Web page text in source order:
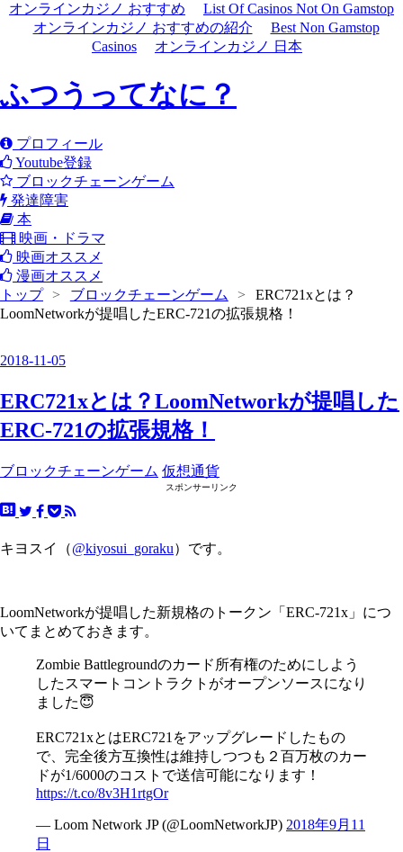
オンラインカジノ おすすめ
List Of Casinos Not On Gamstop
オンラインカジノ おすすめの紹介
Best Non Gamstop
Casinos
オンラインカジノ 日本
ふつうってなに？
プロフィール
Youtube登録
ブロックチェーンゲーム
発達障害
本
映画・ドラマ
映画オススメ
漫画オススメ
トップ
> ブロックチェーンゲーム >
ERC721xとは？
LoomNetworkが提唱したERC-721の拡張規格！
2018-11-05
ERC721xとは？LoomNetworkが提唱した
ERC-721の拡張規格！
ブロックチェーンゲーム 仮想通貨
スポンサーリンク
キヨスイ（@kiyosui_goraku）です。
LoomNetworkが提唱した新規格のトークン「ERC-721x」につ
いてまとめておきます。
Zombie Battlegroundのカード所有権のためにしよう
したスマートコントラクトがオープンソースになり
ました😇
ERC721xとはERC721をアップグレードしたもの
で、完全後方互換性は維持しつつも２百万枚のカー
ドが1/6000のコストで送信可能になります！
https://t.co/8v3H1rtgOr
— Loom Network JP (@LoomNetworkJP) 2018年9月11
日